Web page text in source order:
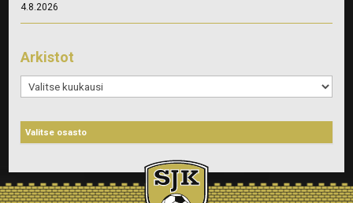
4.8.2026
Arkistot
Arkistot